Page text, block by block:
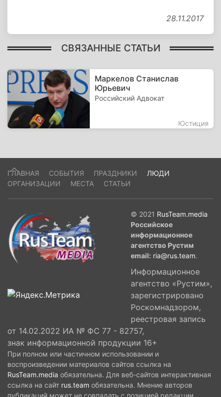
28.11.2017
СВЯЗАННЫЕ СТАТЬИ
Маркелов Станислав
Юрьевич
Российский Адвокат
Юстиция
ГЛАВНАЯ СОБЫТИЯ ПРАЗДНИКИ
ЛЮДИ
ОРГАНИЗАЦИИ
МЕСТА СТАТЬИ
© 2021 RusTeam.media
Российское
информационное
агентство Рустим
email: ria@rus.team.
Информационное
агентство «Рустим»,
зарегистрировано
Роскомнадзором,
реестровая запись
от 14.02.2022 ИА № ФС 77 - 82757,
знак информационной продукции 16+
При полном или частичном использовании и
воспроизведении материалов сайтов ссылка на
RusTeam.media обязательна. Для веб-сайтов интерактивная
ссылка на сайт rus.team обязательна. Мнение авторов
публикаций может не совпадать с позицией редакции